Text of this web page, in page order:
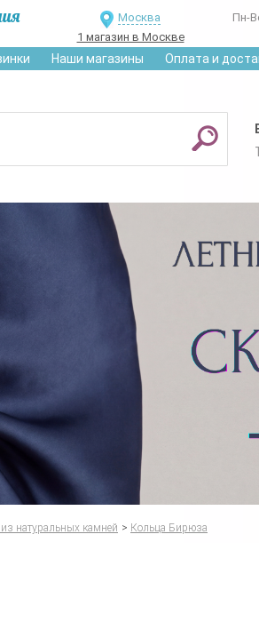
Москва
1 магазин в Москве
Пн-
Наши магазины Оплата и
натуральных камней > Кольца Бирюза